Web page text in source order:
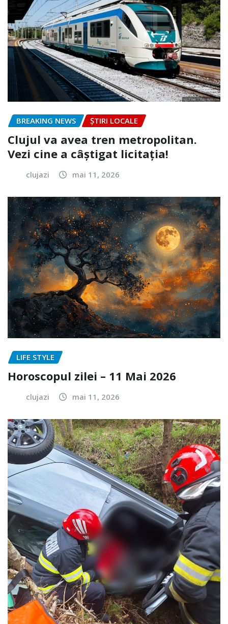
BREAKING NEWS ȘTIRI LOCALE
Clujul va avea tren metropolitan.
Vezi cine a câștigat licitația!
clujazi mai 11, 2026
LIFE STYLE
Horoscopul zilei – 11 Mai 2026
clujazi mai 11, 2026